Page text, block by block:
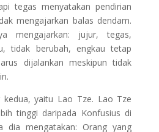
tegas menyatakan pendirian
mengajarkan balas dendam.
mengajarkan: jujur, tegas,
tidak berubah, engkau tetap
dijalankan meskipun tidak
kedua, yaitu Lao Tze. Lao Tze
tinggi daripada Konfusius di
dia mengatakan: Orang yang